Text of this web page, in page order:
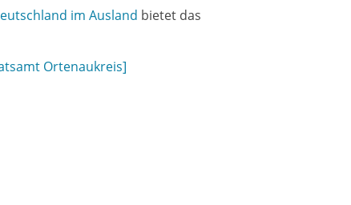
im Ausland bietet das
Ortenaukreis]